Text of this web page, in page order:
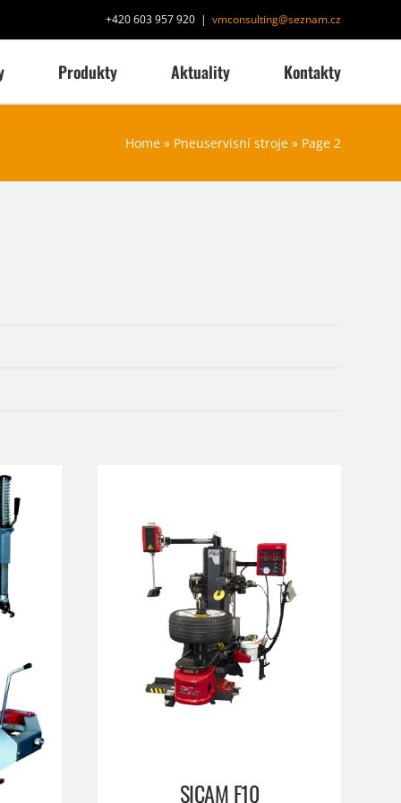
+420 603 957 920 | vmconsulting@seznam.cz
Produkty Aktuality Kontakty
Home » Pneuservisní stroje » Page 2
SICAM F10